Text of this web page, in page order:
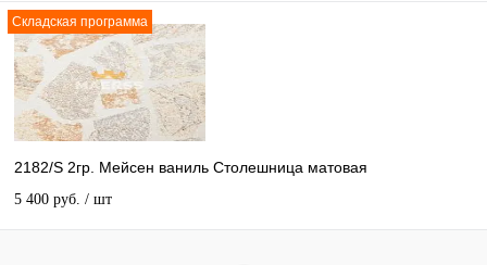
Складская программа
2182/S 2гр. Мейсен ваниль Столешница матовая
5 400 руб. / шт